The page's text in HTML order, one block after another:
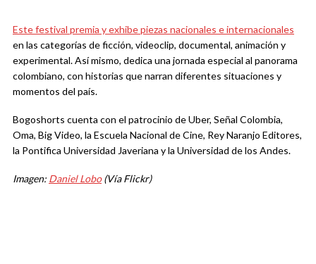
Este festival premia y exhibe piezas nacionales e internacionales
en las categorías de ficción, videoclip, documental, animación y
experimental. Así mismo, dedica una jornada especial al panorama
colombiano, con historias que narran diferentes situaciones y
momentos del país.
Bogoshorts cuenta con el patrocinio de Uber, Señal Colombia,
Oma, Big Video, la Escuela Nacional de Cine, Rey Naranjo Editores,
la Pontifica Universidad Javeriana y la Universidad de los Andes.
Imagen: Daniel Lobo(Vía Flickr)